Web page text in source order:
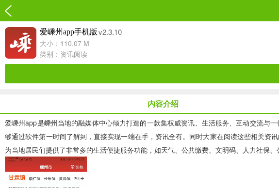
爱嵊州app手机版 v2.3.10
大小：110.07 M
类别： 资讯阅读
内容介绍
爱嵊州app是嵊州当地的融媒体中心倾力打造的一款集权威资讯、生活服务、互动交流与
够通过软件第一时间了解到，直接实现一端在手，资讯全有。同时大家在阅读这些相关
为当地居民们提供了非常多的生活便捷服务功能，如天气、公共缴费、文明码、人力社保